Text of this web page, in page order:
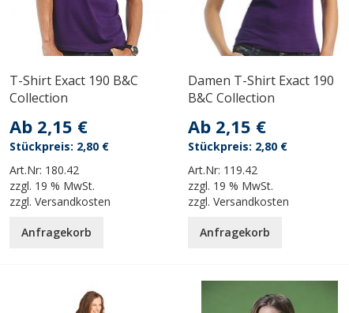
T-Shirt Exact 190 B&C
Collection
Ab 2,15 €
Art.Nr: 180.42
zzgl. 19 % MwSt.
zzgl.Versandkosten
2,80 €
Anfragekorb
Damen T-Shirt Exact 190
B&C Collection
Ab 2,15 €
Art.Nr: 119.42
zzgl. 19 % MwSt.
zzgl. Versandkosten
2,80 €
Anfragekorb